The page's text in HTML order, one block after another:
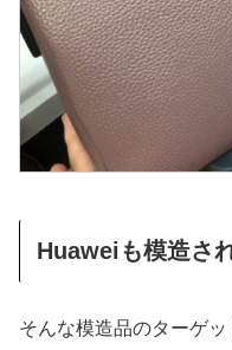
Huaweiも模造さ
そんな模造品のターゲ